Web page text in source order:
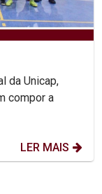
da Unicap,
compor a
LER MAIS